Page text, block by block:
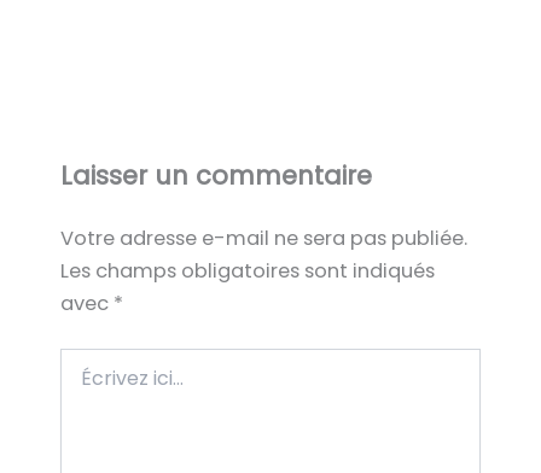
Laisser un commentaire
Votre adresse e-mail ne sera pas publiée.
Les champs obligatoires sont indiqués
avec *
ici…